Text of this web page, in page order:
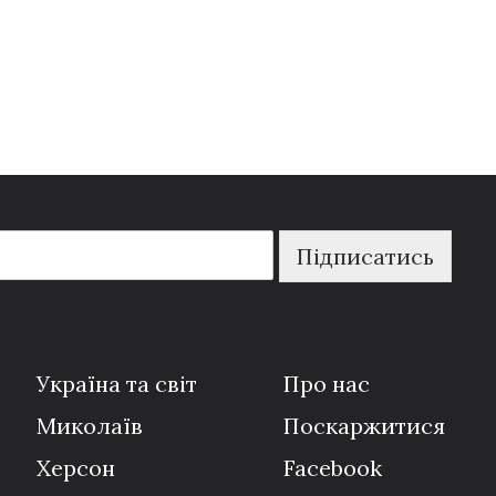
Підписатись
Україна та світ
Миколаїв
Херсон
Про нас
Поскаржитися
Facebook